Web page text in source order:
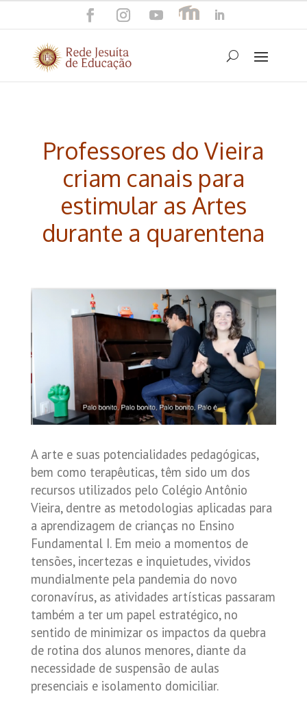
Professores do Vieira
criam canais para
estimular as Artes
durante a quarentena
A arte e suas potencialidades pedagógicas,
bem como terapêuticas, têm sido um dos
recursos utilizados pelo Colégio Antônio
Vieira, dentre as metodologias aplicadas para
a aprendizagem de crianças no Ensino
Fundamental I. Em meio a momentos de
tensões, incertezas e inquietudes, vividos
mundialmente pela pandemia do novo
coronavírus, as atividades artísticas passaram
também a ter um papel estratégico, no
sentido de minimizar os impactos da quebra
de rotina dos alunos menores, diante da
necessidade de suspensão de aulas
presenciais e isolamento domiciliar.